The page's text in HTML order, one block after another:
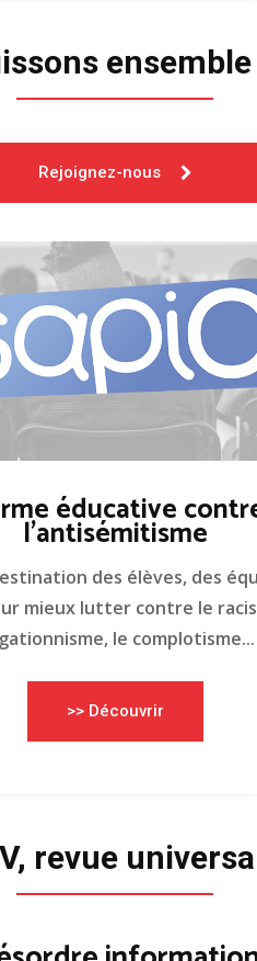
ensemble
Rejoignez-nous
éducative
l'antisémitisme
des élèves, des
mieux lutter contre le
le complotisme...
>> Découvrir
revue